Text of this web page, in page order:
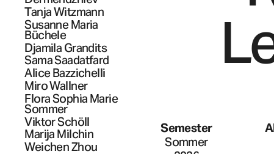
TanjaWitzmann
Susanne Maria
Büchele
Djamila Grandits
SamaSaadatfard
AliceBazzichelli
MiroWallner
Flora Sophia Marie
Sommer
ViktorSchöll
Marija Milchin
WeichenZhou
Semester
Sommer